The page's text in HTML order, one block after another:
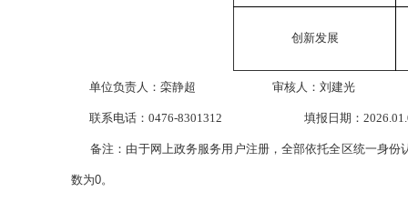
创新发展
单位负责人：栾静超 审核人：刘建光
联系电话：0476-8301312 填报日期：
备注：由于网上政务服务用户注册，全部依托全区统一身份
数为0。